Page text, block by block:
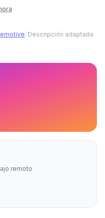
. Descripción adaptada
remoto